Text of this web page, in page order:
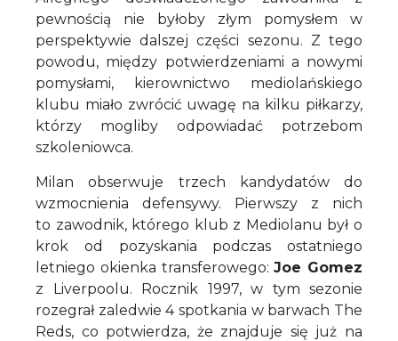
pewnością nie byłoby złym pomysłem w
perspektywie dalszej części sezonu. Z tego
powodu, między potwierdzeniami a nowymi
pomysłami, kierownictwo mediolańskiego
klubu miało zwrócić uwagę na kilku piłkarzy,
którzy mogliby odpowiadać potrzebom
szkoleniowca.
Milan obserwuje trzech kandydatów do
wzmocnienia defensywy. Pierwszy z nich
to zawodnik, którego klub z Mediolanu był o
krok od pozyskania podczas ostatniego
letniego okienka transferowego:Joe Gomez
z Liverpoolu. Rocznik 1997, w tym sezonie
rozegrał zaledwie 4 spotkania w barwach The
Reds, co potwierdza, że znajduje się już na